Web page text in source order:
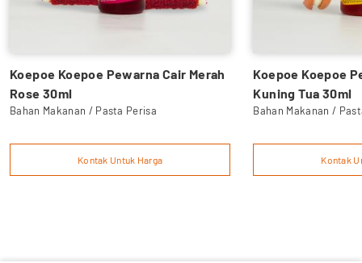
Koepoe Koepoe Pewarna Cair Merah
Rose 30ml
Bahan Makanan / Pasta Perisa
Kontak Untuk Harga
Koepoe Koepoe
Kuning Tua 30ml
Bahan Makanan /
Kontak